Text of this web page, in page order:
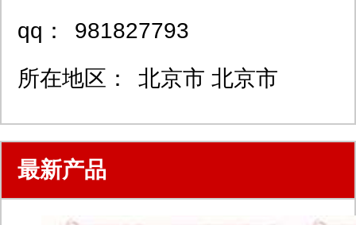
qq：
981827793
所在地区：
北京市 北京市
最新产品